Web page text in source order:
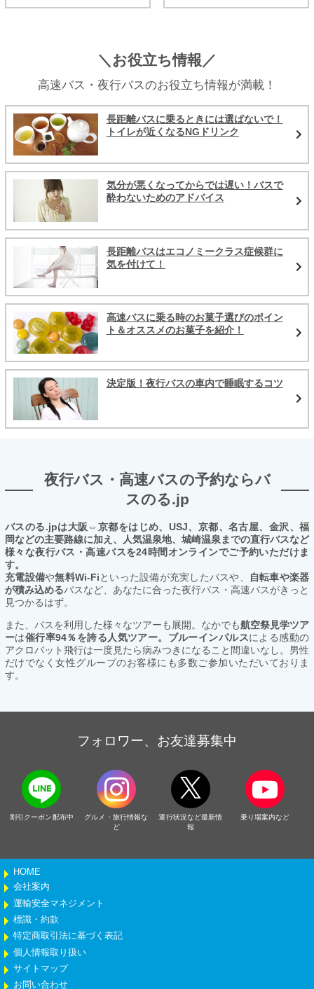
＼お役立ち情報／
高速バス・夜行バスのお役立ち情報が満載！
長距離バスに乗るときには選ばないで！
トイレが近くなるNGドリンク
気分が悪くなってからでは遅い！バスで
酔わないためのアドバイス
長距離バスはエコノミークラス症候群に
気を付けて！
高速バスに乗る時のお菓子選びのポイン
ト＆オススメのお菓子を紹介！
決定版！夜行バスの車内で睡眠するコツ
夜行バス・高速バスの予約ならバ
スのる.jp
バスのる.jpは大阪⇔京都をはじめ、USJ、京都、名古屋、金沢、福
岡などの主要路線に加え、人気温泉地、城崎温泉までの直行バスなど
様々な夜行バス・高速バスを24時間オンラインでご予約いただけま
す。
充電設備や無料Wi-Fiといった設備が充実したバスや、
自転車や楽器
が積み込めるバスなど、あなたに合った夜行バス・高速バスがきっと
見つかるはず。
また、バスを利用した様々なツアーも展開。なかでも航空祭見学ツア
ーは催行率94％を誇る人気ツアー。ブルーインパルスによる感動の
アクロバット飛行は一度見たら病みつきになること間違いなし。男性
だけでなく女性グループのお客様にも多数ご参加いただいておりま
す。
フォロワー、お友達募集中
割引クーポン配布中
グルメ・旅行情報な
ど
運行状況など最新情
報
乗り場案内など
HOME
会社案内
運輸安全マネジメント
標識・約款
特定商取引法に基づく表記
個人情報取り扱い
サイトマップ
お問い合わせ